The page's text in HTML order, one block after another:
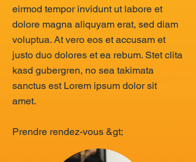
eirmod tempor invidunt ut labore et
dolore magna aliquyam erat, sed diam
voluptua. At vero eos et accusam et
justo duo dolores et ea rebum. Stet clita
kasd gubergren, no sea takimata
sanctus est Lorem ipsum dolor sit
amet.
Prendre rendez-vous &gt;